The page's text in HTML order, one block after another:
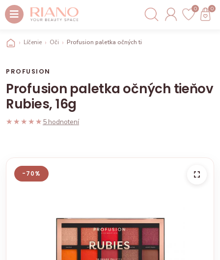
0 0
Líčenie Oči Profusion paletka očných tieňov Rubies, 16g
PROFUSION
Profusion paletka očných tieňov
Rubies, 16g
★★★★★
★★★★★ 5 hodnotení
-70%